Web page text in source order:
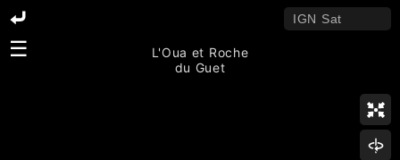
☰
L'Oua et Roche
du Guet